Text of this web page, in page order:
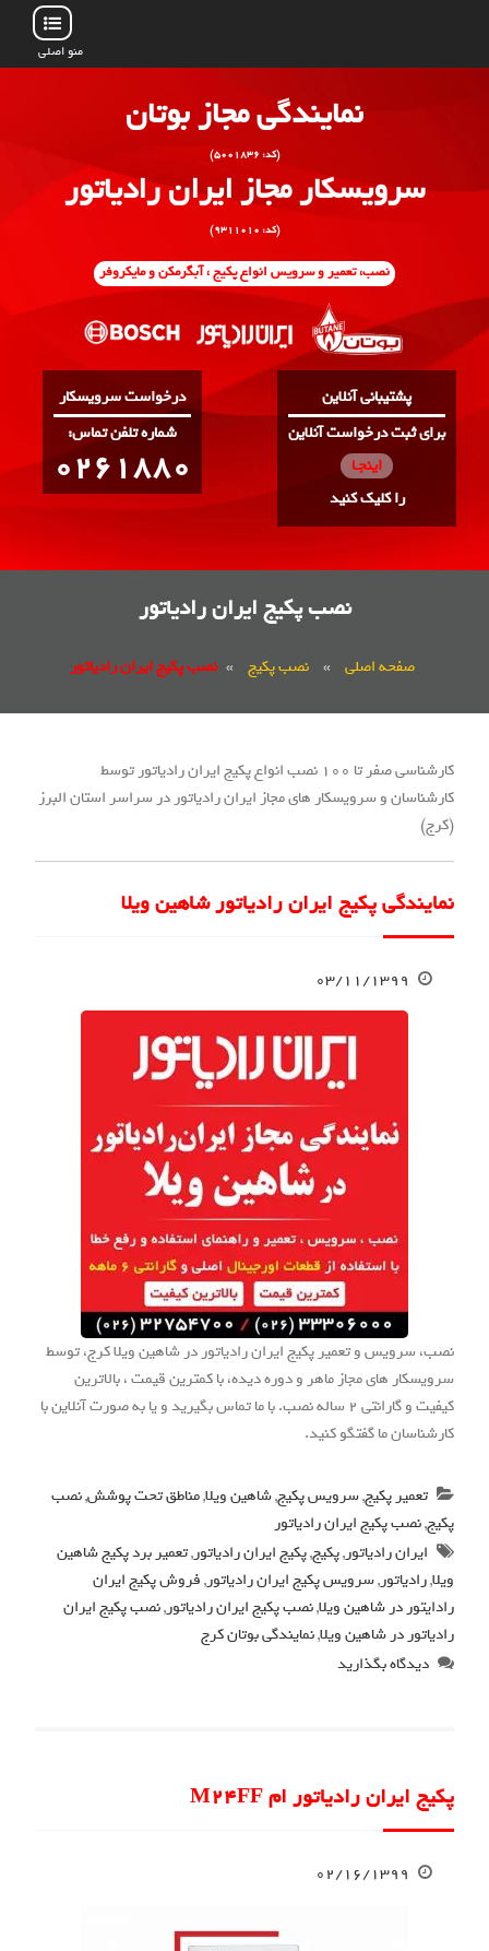
منو اصلی
نمایندگی مجاز بوتان
(کد: ۵۰۰۱۸۳۶)
سرویسکار مجاز ایران رادیاتور
(کد: ۹۳۱۱۰۱۰)
نصب، تعمیر و سرویس انواع پکیج ، آبگرمکن و مایکروفر
پشتیبانی آنلاین
برای ثبت درخواست آنلاین
اینجـا
را کلیک کنید
درخواست سرویسکار
:شماره تلفن تماس
0261880
نصب پکیج ایران رادیاتور
صفحه اصلی » نصب پکیج » نصب پکیج ایران رادیاتور
کارشناسی صفر تا 100 نصب انواع پکیج ایران رادیاتور توسط
کارشناسان و سرویسکار های مجاز ایران رادیاتور در سراسر استان البرز
(کرج)
نمایندگی پکیج ایران رادیاتور شاهین ویلا
۰۳/۱۱/۱۳۹۹
نصب، سرویس و تعمیر پکیج ایران رادیاتور در شاهین ویلا کرج، توسط
سرویسکار های مجاز ماهر و دوره دیده، با کمترین قیمت ، بالاترین
کیفیت و گارانتی 2 ساله نصب. با ما تماس بگیرید و یا به صورت آنلاین با
کارشناسان ما گفتگو کنید.
تعمیر پکیج,سرویس پکیج,شاهین ویلا,مناطق تحت پوشش,نصب
پکیج,نصب پکیج ایران رادیاتور
ایران رادیاتور,پکیج,پکیج ایران رادیاتور,تعمیر برد پکیج شاهین
ویلا,رادیاتور,سرویس پکیج ایران رادیاتور,فروش پکیج ایران
رادایتور در شاهین ویلا,نصب پکیج ایران رادیاتور,نصب پکیج ایران
رادیاتور در شاهین ویلا,نمایندگی بوتان کرج
دیدگاه بگذارید
پکیج ایران رادیاتور ام M24FF
۰۲/۱۶/۱۳۹۹